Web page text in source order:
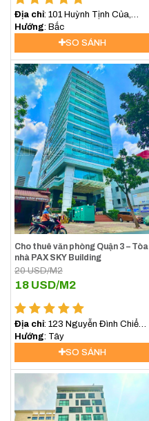
Địa chỉ: 101 Huỳnh Tịnh Của,
Phường 8, Quận 3
Hướng : Bắc
SO SÁNH
Cho thuê văn phòng Quận 3 – Tòa
nhà PAX SKY Building
20USD/M2
18 USD/M2
Địa chỉ: 123 Nguyễn Đình Chiểu ,
Quận 3
Hướng : Tây
SO SÁNH